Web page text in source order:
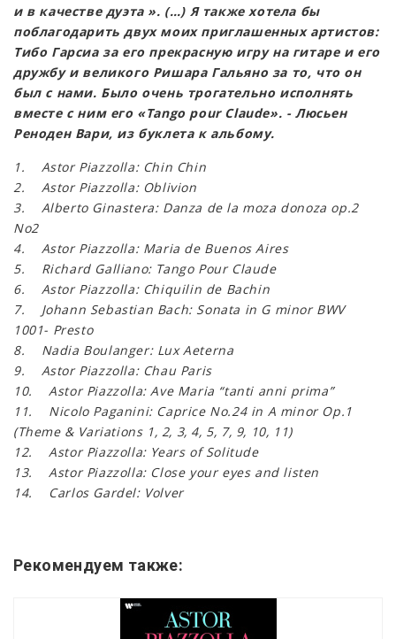
и в качестве дуэта ». (…) Я также хотела бы
поблагодарить двух моих приглашенных артистов:
Тибо Гарсиа за его прекрасную игру на гитаре и его
дружбу и великого Ришара Гальяно за то, что он
был с нами. Было очень трогательно исполнять
вместе с ним его «Tango pour Claude». - Люсьен
Реноден Вари, из буклета к альбому.
1. Astor Piazzolla: Chin Chin
2. Astor Piazzolla: Oblivion
3. Alberto Ginastera: Danza de la moza donoza op.2
No2
4. Astor Piazzolla: Maria de Buenos Aires
5. Richard Galliano: Tango Pour Claude
6. Astor Piazzolla: Chiquilin de Bachin
7. Johann Sebastian Bach: Sonata in G minor BWV
1001- Presto
8. Nadia Boulanger: Lux Aeterna
9. Astor Piazzolla: Chau Paris
10. Astor Piazzolla: Ave Maria “tanti anni prima”
11. Nicolo Paganini: Caprice No.24 in A minor Op.1
(Theme & Variations 1, 2, 3, 4, 5, 7, 9, 10, 11)
12. Astor Piazzolla: Years of Solitude
13. Astor Piazzolla: Close your eyes and listen
14. Carlos Gardel: Volver
Рекомендуем также: